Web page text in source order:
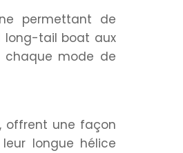
permettant de
long-tail boat aux
chaque mode de
offrent une façon
longue hélice